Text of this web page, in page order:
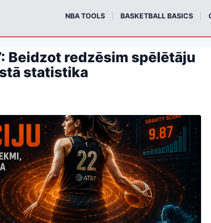
NBA TOOLS BASKETBALL BASICS
Beidzot redzēsim spēlētāju
statistika